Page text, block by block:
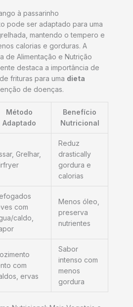
à passarinho
pode ser adaptado para uma
mantendo o tempero e
calorias e gorduras. A
de Alimentação e Nutrição
destaca a importância de
frituras para uma dieta
de doenças.
Método
Adaptado
Benefício
Nutricional
Grelhar,
Reduz
drastically
gordura e
calorias
com
caldo,
Menos óleo,
preserva
nutrientes
com
ervas
Sabor
intenso com
menos
gordura